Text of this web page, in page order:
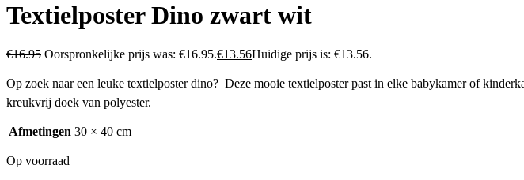
Textielposter Dino zwart wit
€16.95 Oorspronkelijke prijs was: €16.95.€13.56Huidige prijs is: €13.56.
Op zoek naar een leuke textielposter dino? Deze mooie textielposter past in elke babykamer of
kreukvrij doek van polyester.
Afmetingen 30 × 40 cm
Op voorraad